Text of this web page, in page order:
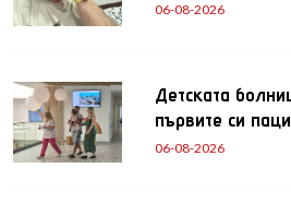
06-08-2026
Детската
първите си
06-08-2026